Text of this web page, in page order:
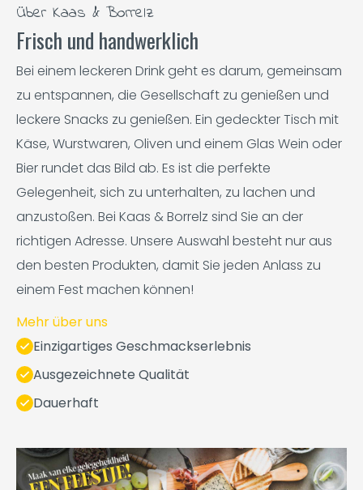
Über Kaas & Borrelz
Frisch und handwerklich
Bei einem leckeren Drink geht es darum, gemeinsam
zu entspannen, die Gesellschaft zu genießen und
leckere Snacks zu genießen. Ein gedeckter Tisch mit
Käse, Wurstwaren, Oliven und einem Glas Wein oder
Bier rundet das Bild ab. Es ist die perfekte
Gelegenheit, sich zu unterhalten, zu lachen und
anzustoßen. Bei Kaas & Borrelz sind Sie an der
richtigen Adresse. Unsere Auswahl besteht nur aus
den besten Produkten, damit Sie jeden Anlass zu
einem Fest machen können!
Mehr über uns
Einzigartiges Geschmackserlebnis
Ausgezeichnete Qualität
Dauerhaft